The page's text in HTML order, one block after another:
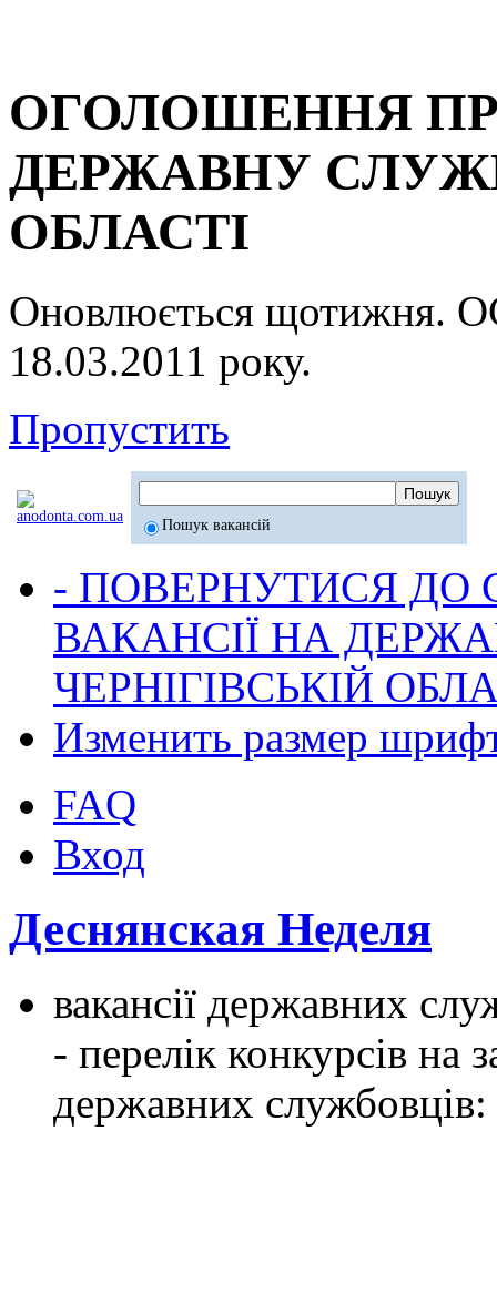
ОГОЛОШЕННЯ
ДЕРЖАВНУ
ОБЛАСТІ
Оновлюється
18.03.2011 року.
Пропустить
Пошук вакансій
- ПОВЕРНУТИСЯ ДО
ВАКАНСІЇ НА
ЧЕРНІГІВСЬКІЙ
Изменить размер
FAQ
Вход
Деснянская Неделя
вакансії державних
- перелік конкурсів на
державних службовців: